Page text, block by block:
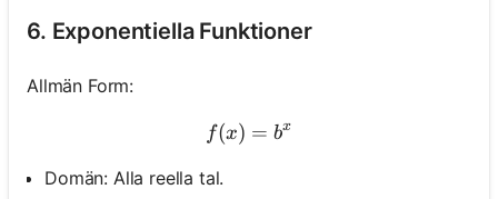
6. Exponentiella Funktioner
Allmän Form:
f(x)=b^x
f(x) = bx
Domän: Alla reella tal.